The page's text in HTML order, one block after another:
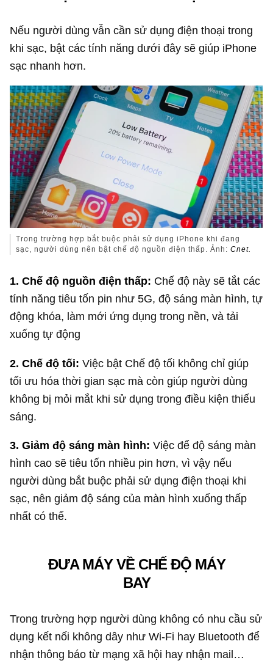
Nếu người dùng vẫn cần sử dụng điện thoại trong
khi sạc, bật các tính năng dưới đây sẽ giúp iPhone
sạc nhanh hơn.
Trong trường hợp bắt buộc phải sử dụng iPhone khi đang
sạc, người dùng nên bật chế độ nguồn điện thấp. Ảnh: Cnet.
1. Chế độ nguồn điện thấp: Chế độ này sẽ tắt các
tính năng tiêu tốn pin như 5G, độ sáng màn hình, tự
động khóa, làm mới ứng dụng trong nền, và tải
xuống tự động
2. Chế độ tối: Việc bật Chế độ tối không chỉ giúp
tối ưu hóa thời gian sạc mà còn giúp người dùng
không bị mỏi mắt khi sử dụng trong điều kiện thiếu
sáng.
3. Giảm độ sáng màn hình: Việc để độ sáng màn
hình cao sẽ tiêu tốn nhiều pin hơn, vì vậy nếu
người dùng bắt buộc phải sử dụng điện thoại khi
sạc, nên giảm độ sáng của màn hình xuống thấp
nhất có thể.
ĐƯA MÁY VỀ CHẾ ĐỘ MÁY
BAY
Trong trường hợp người dùng không có nhu cầu sử
dụng kết nối không dây như Wi-Fi hay Bluetooth để
nhận thông báo từ mạng xã hội hay nhận mail…